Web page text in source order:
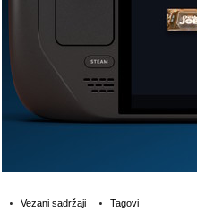
Vezani sadržaji Tagovi